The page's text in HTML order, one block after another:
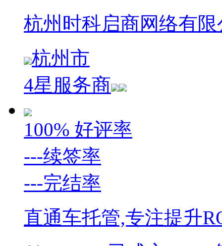
杭州时科启商网络有限
杭州市
4星服务商
100% 好评率
---续签率
---完结率
直通车托管,专注提升